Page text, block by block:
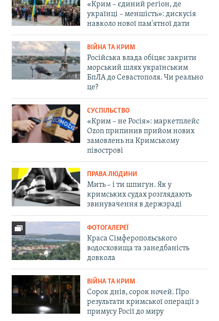
«Крим – єдиний регіон, де
українці – меншість»: дискусія
навколо нової пам'ятної дати
ВІЙНА ТА КРИМ
Російська влада обіцяє закрити
морський шлях українським
БпЛА до Севастополя. Чи реально
це?
СУСПІЛЬСТВО
«Крим – не Росія»: маркетплейс
Ozon припинив прийом нових
замовлень на Кримському
півострові
ПРАВА ЛЮДИНИ
Мить – і ти шпигун. Як у
кримських судах розглядають
звинувачення в держзраді
ФОТОГАЛЕРЕЇ
Краса Сімферопольського
водосховища та занедбаність
довкола
ВІЙНА ТА КРИМ
Сорок днів, сорок ночей. Про
результати кримської операції з
примусу Росії до миру